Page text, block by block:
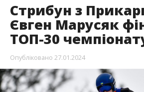
Стрибун з
Євген Марусяк
ТОП-30
Опубліковано 27.01.2024